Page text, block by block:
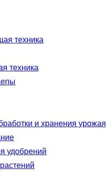
техника
техника
и хранения урожая
удобрений